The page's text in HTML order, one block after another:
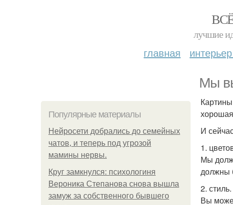
лучшие
главная
Мы
Популярные материалы
Нейросети добрались до семейных
чатов, и теперь под угрозой
мамины нервы.
Круг замкнулся: психологиня
Вероника Степанова снова вышла
замуж за собственного бывшего
И
1.
Мы
должны
2. стиль.
Вы